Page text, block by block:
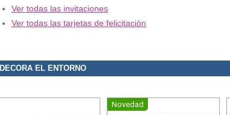
Ver todas las invitaciones
Ver todas las tarjetas de felicitación
DECORA EL ENTORNO
Novedad